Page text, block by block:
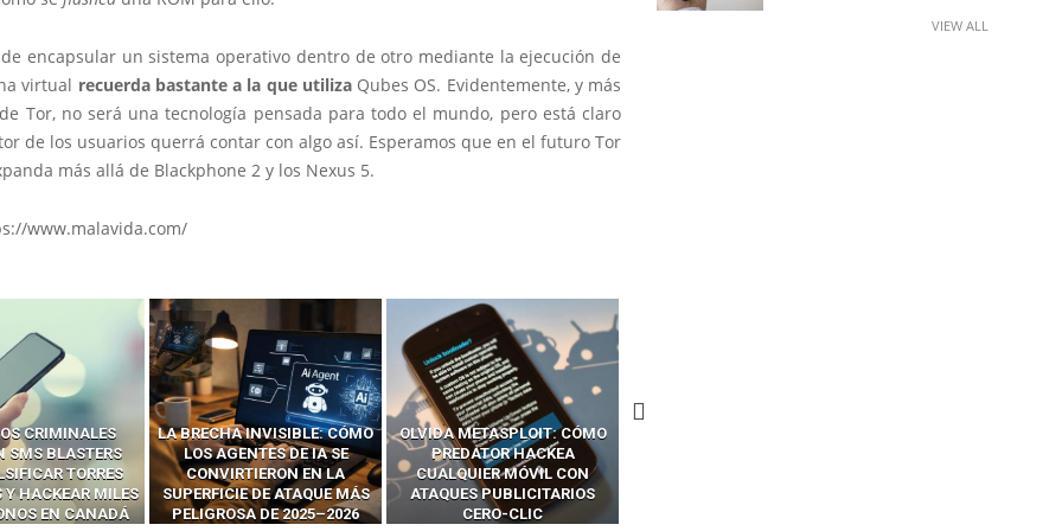
encapsular un sistema operativo dentro de otro mediante la ejecución de
virtual recuerda bastante a la que utilizaQubes OS. Evidentemente, y más
Tor, no será una tecnología pensada para todo el mundo, pero está claro
de los usuarios querrá contar con algo así. Esperamos que en el futuro Tor
más allá de Blackphone 2 y los Nexus 5.
www.malavida.com/
INVISIBLE: CÓMO
DE IA SE
EN LA
DE ATAQUE MÁS
DE 2025–2026
OLVIDA METASPLOIT: CÓMO
PREDATOR HACKEA
CUALQUIER MÓVIL CON
ATAQUES PUBLICITARIOS
CERO-CLIC
CÓMO LOS HACKERS
INTERCEPTAN OTPS Y
LLAMADAS MÓVILES SIN
‘HACKEAR’ — EL INCREÍBLE
PODER DE LOS SIM BOXES”
VIEW ALL